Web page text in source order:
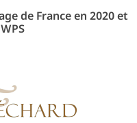
de France en 2020 et